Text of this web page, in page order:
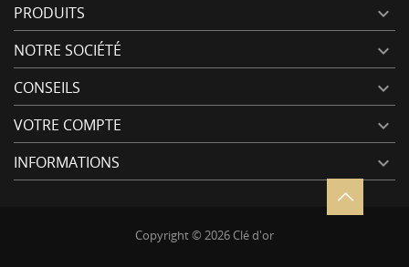
PRODUITS 
NOTRE SOCIÉTÉ 
CONSEILS 
VOTRE COMPTE 
INFORMATIONS 
Copyright © 2026 Clé d'or